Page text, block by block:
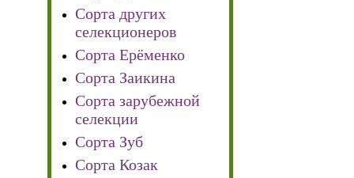
Сорта других
селекционеров
Сорта Ерёменко
Сорта Заикина
Сорта зарубежной
селекции
Сорта Зуб
Сорта Козак